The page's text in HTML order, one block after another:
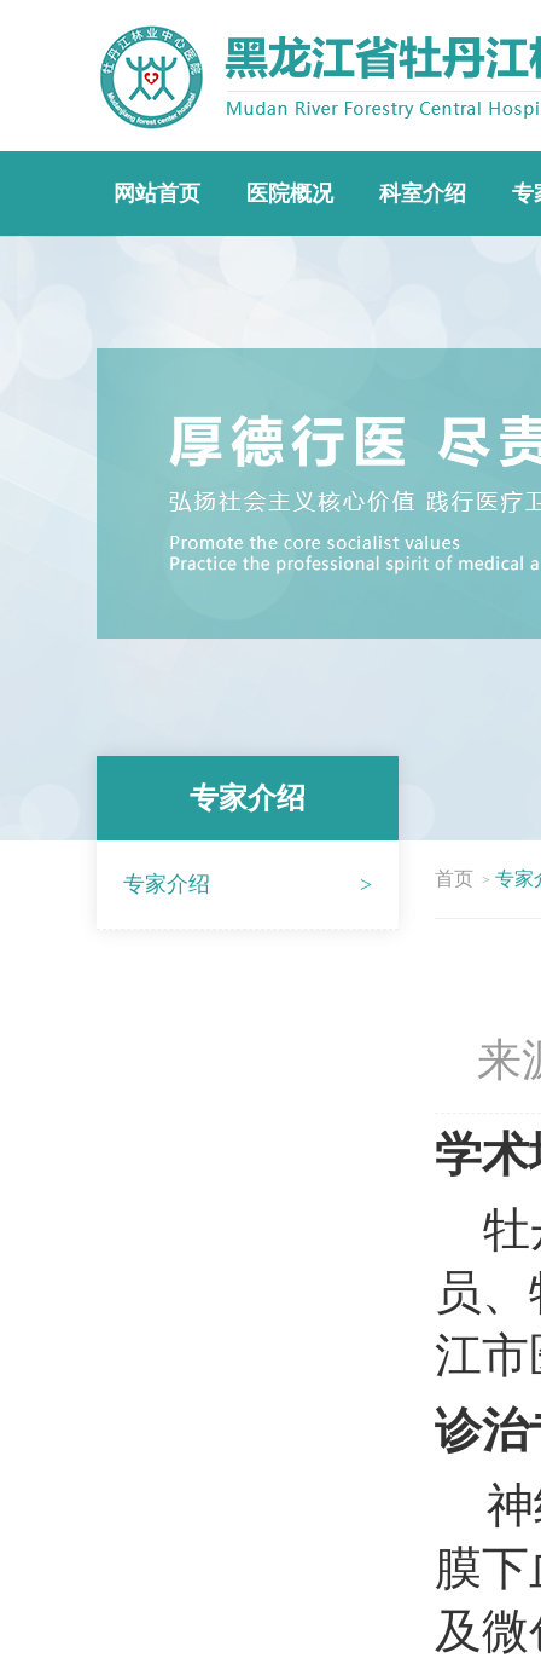
网站首页 医院概况 科室介绍 专
专家介绍
专家介绍 > 首页 > 专家
来
学
牡
员
江市
诊治
膜
及